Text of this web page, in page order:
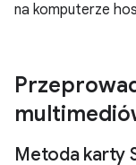
na komputerze
Metoda karty